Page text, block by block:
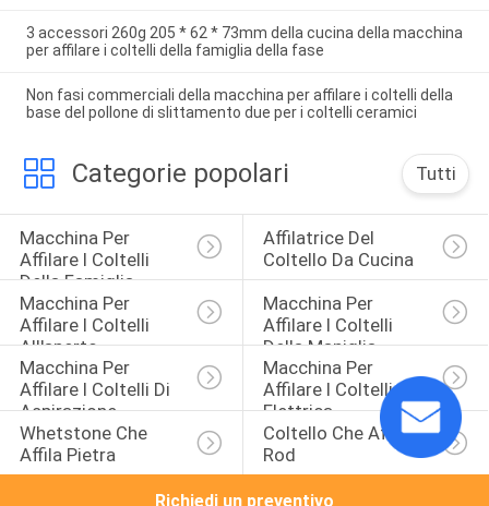
3 accessori 260g 205 * 62 * 73mm della cucina della macchina
per affilare i coltelli della famiglia della fase
Non fasi commerciali della macchina per affilare i coltelli della
base del pollone di slittamento due per i coltelli ceramici
Categorie popolari Tutti
Macchina Per
Affilare I Coltelli
Della Famiglia
Affilatrice Del
Coltello Da Cucina
Macchina Per
Affilare I Coltelli
All'aperto
Macchina Per
Affilare I Coltelli
Della Maniglia
Macchina Per
Affilare I Coltelli Di
Aspirazione
Macchina Per
Affilare I Coltelli
Elettrica
Whetstone Che
Affila Pietra
Coltello Che Affila
Rod
Richiedi un preventivo